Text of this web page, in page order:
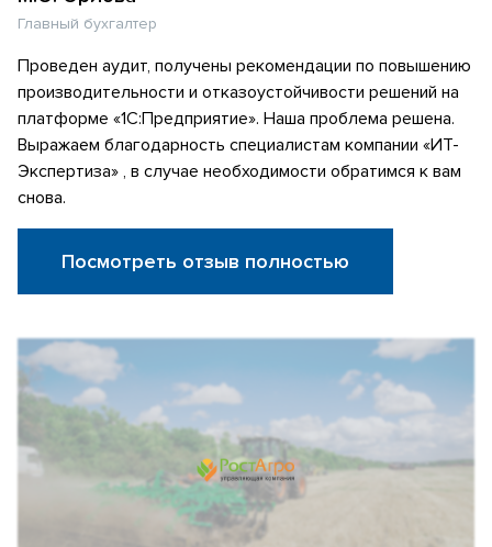
Главный бухгалтер
Проведен аудит, получены рекомендации по повышению
производительности и отказоустойчивости решений на
платформе «1С:Предприятие». Наша проблема решена.
Выражаем благодарность специалистам компании «ИТ-
Экспертиза» , в случае необходимости обратимся к вам
снова.
Посмотреть отзыв полностью